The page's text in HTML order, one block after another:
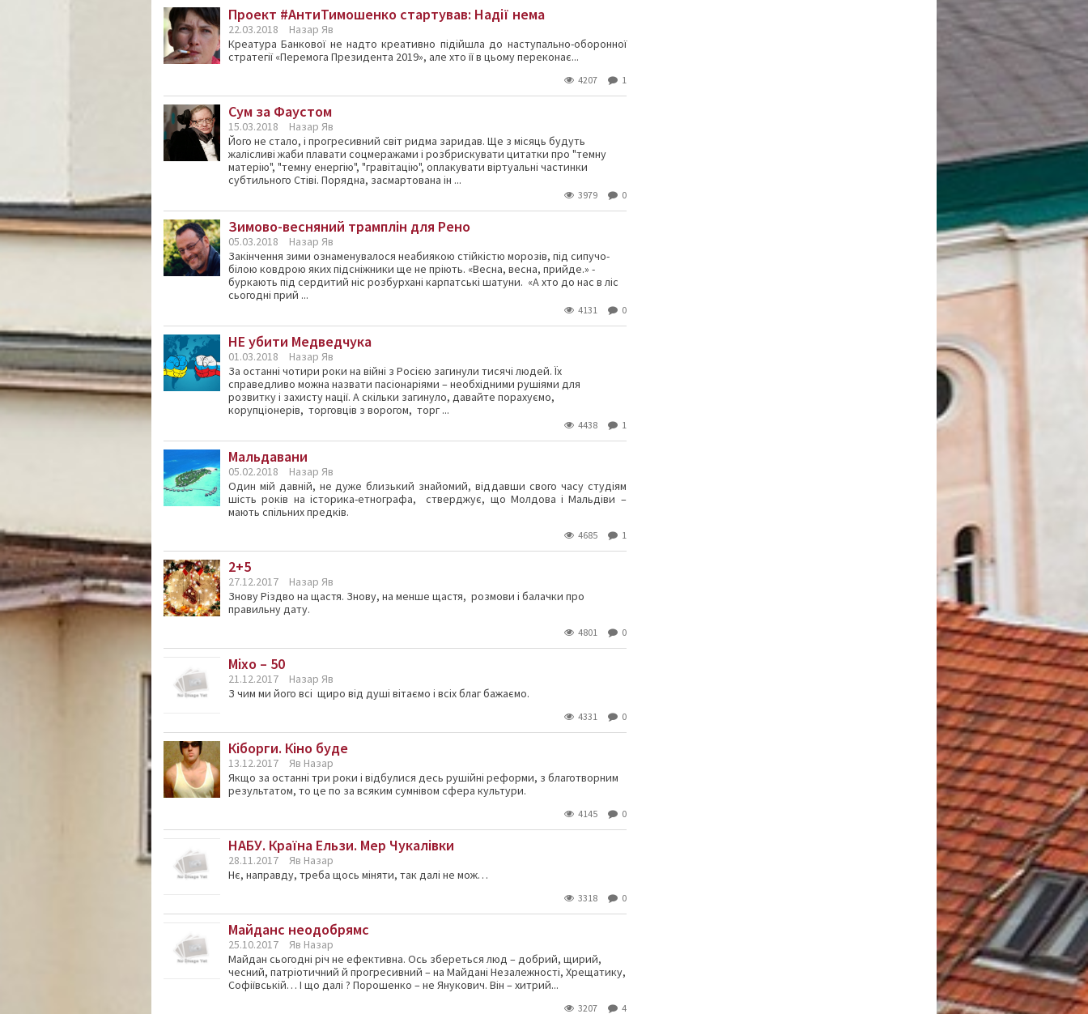
Проект #АнтиТимошенко стартував: Надії нема
22.03.2018
Назар Яв
Креатура Банкової не надто креативно підійшла до наступально-оборонної
стратегії «Перемога Президента 2019», але хто її в цьому переконає...
4207 1
Сум за Фаустом
15.03.2018
Назар Яв
Його не стало, і прогресивний світ ридма заридав. Ще з місяць будуть
жалісливі жаби плавати соцмеражами і розбрискувати цитатки про "темну
матерію", "темну енергію", "гравітацію", оплакувати віртуальні частинки
субтильного Стіві. Порядна, засмартована ін ...
3979 0
Зимово-весняний трамплін для Рено
05.03.2018
Назар Яв
Закінчення зими ознаменувалося неабиякою стійкістю морозів, під сипучо-
білою ковдрою яких підсніжники ще не пріють. «Весна, весна, прийде.» -
буркають під сердитий ніс розбурхані карпатські шатуни. «А хто до нас в ліс
сьогодні прий ...
4131 0
НЕ убити Медведчука
01.03.2018
Назар Яв
За останні чотири роки на війні з Росією загинули тисячі людей. Їх
справедливо можна назвати пасіонаріями – необхідними рушіями для
розвитку і захисту нації. А скільки загинуло, давайте порахуємо,
корупціонерів, торговців з ворогом, торг ...
4438 1
Мальдавани
05.02.2018
Назар Яв
Один мій давній, не дуже близький знайомий, віддавши свого часу студіям
шість років на історика-етнографа, стверджує, що Молдова і Мальдіви –
мають спільних предків.
4685 1
2+5
27.12.2017
Назар Яв
Знову Різдво на щастя. Знову, на менше щастя, розмови і балачки про
правильну дату.
4801 0
Міхо – 50
21.12.2017
Назар Яв
З чим ми його всі щиро від душі вітаємо і всіх благ бажаємо.
4331 0
Кіборги. Кіно буде
13.12.2017
Яв Назар
Якщо за останні три роки і відбулися десь рушійні реформи, з благотворним
результатом, то це по за всяким сумнівом сфера культури.
4145 0
НАБУ. Країна Ельзи. Мер Чукалівки
28.11.2017
Яв Назар
Нє, направду, треба щось міняти, так далі не мож…
3318 0
Майданс неодобрямс
25.10.2017
Яв Назар
Майдан сьогодні річ не ефективна. Ось збереться люд – добрий, щирий,
чесний, патріотичний й прогресивний – на Майдані Незалежності, Хрещатику,
Софіївській… І що далі ? Порошенко – не Янукович. Він – хитрий...
3207 4